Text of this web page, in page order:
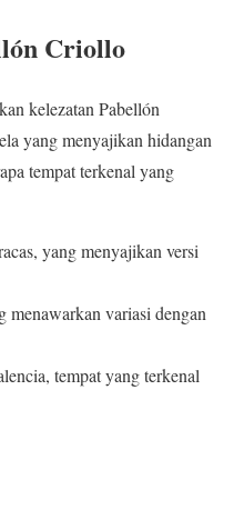
Criollo
kelezatan Pabellón
yang menyajikan hidangan
tempat terkenal yang
yang menyajikan versi
menawarkan variasi dengan
tempat yang terkenal